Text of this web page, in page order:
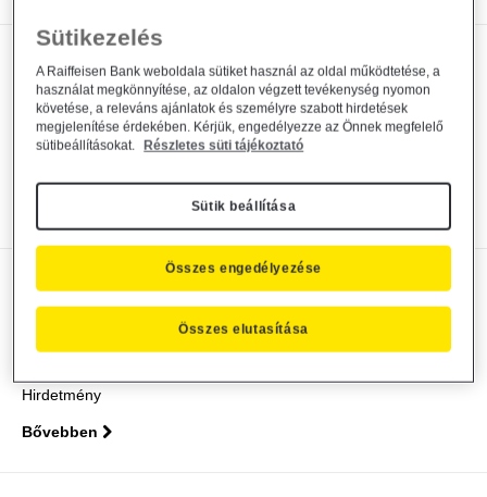
Módosul a Raiffeisen Befektetési
Alapkezelő Zrt. által...
Alapkezelő közzététel 2026. július 14.
Döntés igazgatósági tag visszahívásáról
és kinevezéséről
Hirdetmény
Bővebben
Sütikezelés
A Raiffeisen Bank weboldala sütiket használ az oldal működtetése, a
használat megkönnyítése, az oldalon végzett tevékenység nyomon
követése, a releváns ajánlatok és személyre szabott hirdetések
megjelenítése érdekében. Kérjük, engedélyezze az Önnek megfelelő
sütibeállításokat.
Részletes süti tájékoztató
Sütik beállítása
Összes elutasítása
Összes engedélyezése